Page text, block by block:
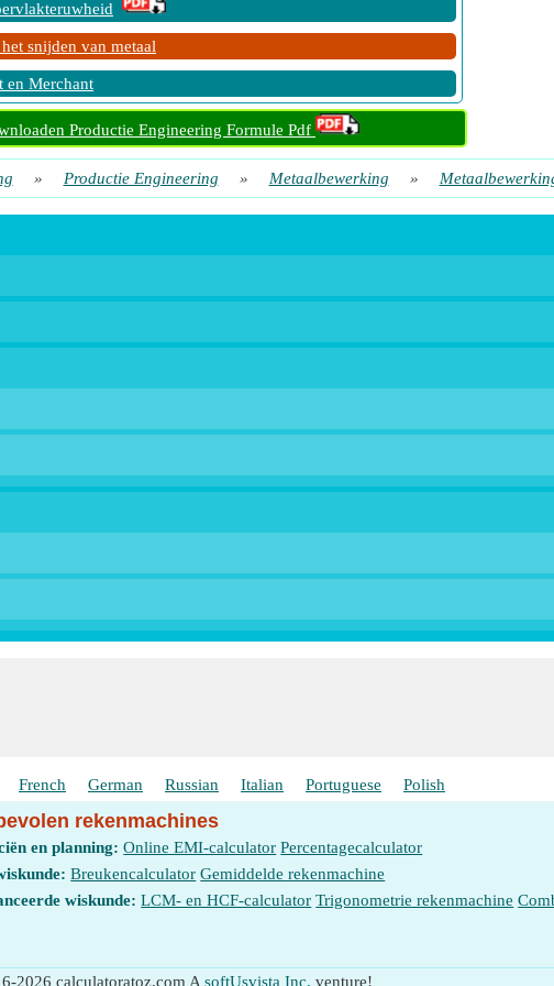
snijden van metaal
en Merchant
Productie Engineering Formule Pdf
» Productie Engineering » Metaalbewerking »
French German Russian Italian Portuguese Polish
rekenmachines
en planning: Online EMI-calculator Percentagecalculator
Breukencalculator Gemiddelde rekenmachine
wiskunde: LCM- en HCF-calculator Trigonometrie rekenmachine
2026 calculatoratoz.com A softUsvista Inc. venture!